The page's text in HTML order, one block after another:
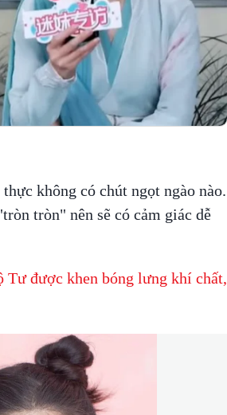
không có chút ngọt ngào nào.
tròn" nên sẽ có cảm giác dễ
được khen bóng lưng khí chất,